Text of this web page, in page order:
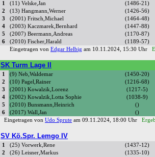
1 (11) Velske,Jan
(1486-21)
2
(13) Hangmann,Werner
(1426-56)
3
(2001) Fritsch,Michael
(1464-48)
4
(2003) Kaczmarek,Bernhard
(1447-88)
5
(2007) Beermann,Andreas
(1170-87)
6
(2010) Fischer,Harald
(1189-57)
Eingetragen von Edgar Helbig am 10.11.2024, 15:30 Uhr
SK Turm Lage II
1 (9) Neb,Waldemar
(1450-20)
2
(10) Pagel,Rainer
(1216-68)
3
(2001) Kowalzik,Lorenz
(1217-5)
4
(2002) Kowalzik,Lotta Sophie
(1038-9)
5
(2010) Bunsmann,Heinrich
()
6
(2017) Wall,Jan
()
Eingetragen von Udo Sprute am 09.11.2024, 18:00 Uhr
SV Kö.Spr. Lemgo IV
1 (25) Vorwerk,Rene
(1437-12)
2
(26) Leisner,Markus
(1335-10)